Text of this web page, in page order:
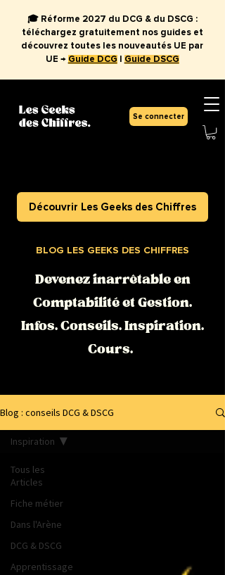
Se connecter
🎓 Réforme 2027 du DCG & du DSCG :
téléchargez gratuitement nos guides et
découvrez toutes les nouveautés UE par
UE → Guide DCG Guide DSCG
Découvrir Les Geeks des Chiffres
BLOG LES GEEKS DES CHIFFRES
Devenez inarrêtable en
Comptabilité et Gestion.
Infos. Conseils. Inspiration.
Cours.
Blog : conseils DCG & DSCG
Tous les
Articles
Fiche métier
Dans l'Arène
DCG & DSCG
Apprentissage
Inspiration